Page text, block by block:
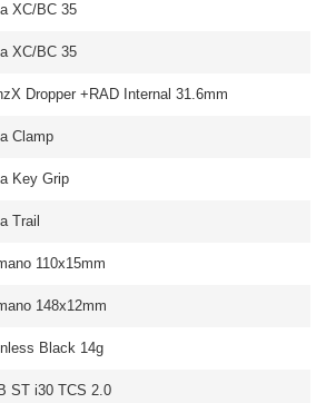
XC/BC 35
XC/BC 35
Dropper +RAD Internal 31.6mm
Clamp
Key Grip
Trail
110x15mm
148x12mm
Black 14g
ST i30 TCS 2.0